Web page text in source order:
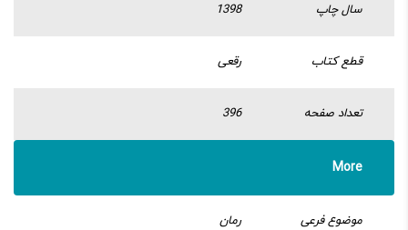
سال چاپ 1398
قطع کتاب رقعی
تعداد صفحه 396
More
موضوع فرعی رمان